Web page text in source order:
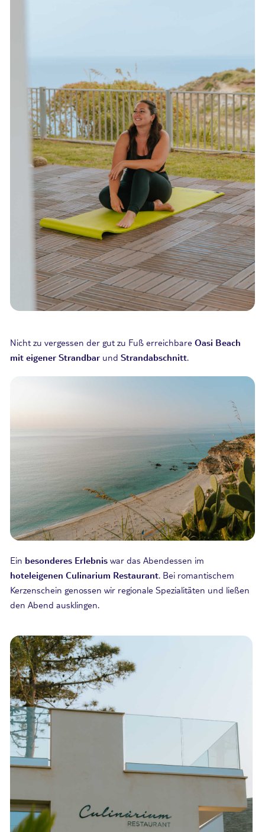
Nicht zu vergessen der gut zu Fuß erreichbare Oasi Beach
mit eigener Strandbar und Strandabschnitt.
Ein besonderes Erlebnis war das Abendessen im
hoteleigenen Culinarium Restaurant . Bei romantischem
Kerzenschein genossen wir regionale Spezialitäten und ließen
den Abend ausklingen.